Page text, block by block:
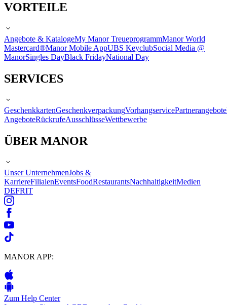
VORTEILE
Angebote & KatalogeMy Manor TreueprogrammManor World
Mastercard®Manor Mobile AppUBS KeyclubSocial Media @
ManorSingles DayBlack FridayNational Day
SERVICES
GeschenkkartenGeschenkverpackungVorhangservicePartnerangebote
AngeboteRückrufeAusschlüsseWettbewerbe
ÜBER MANOR
Unser UnternehmenJobs &
KarriereFilialenEventsFoodRestaurantsNachhaltigkeitMedien
DEFRIT
MANOR APP:
Zum Help Center